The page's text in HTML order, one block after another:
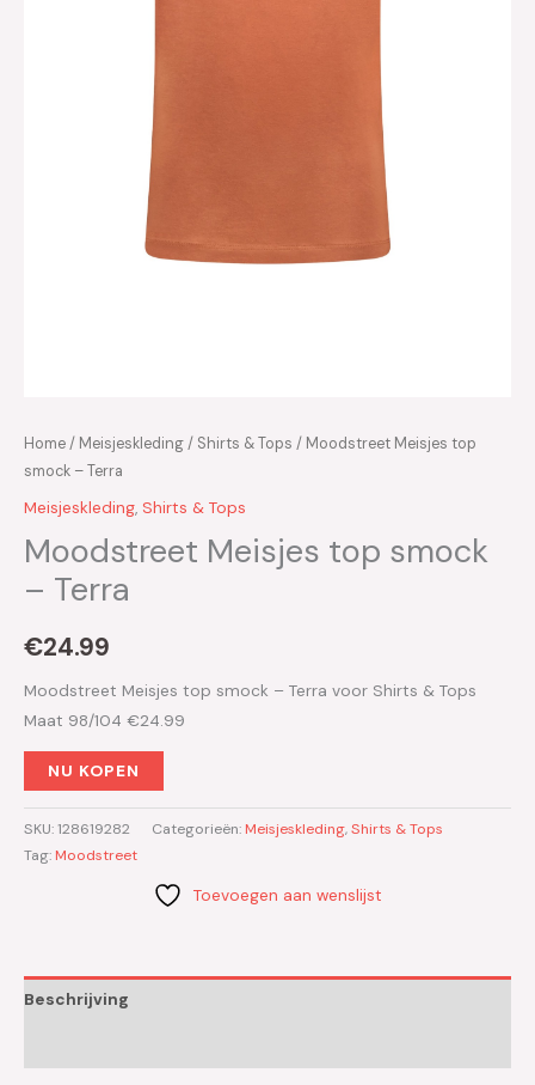
Home/ Meisjeskleding/ Shirts & Tops / Moodstreet Meisjes top
smock – Terra
Meisjeskleding, Shirts & Tops
Moodstreet Meisjes top smock
– Terra
€24.99
Moodstreet Meisjes top smock – Terra voor Shirts & Tops
Maat 98/104 €24.99
NU KOPEN
SKU:128619282 Categorieën: Meisjeskleding,Shirts & Tops
Tag: Moodstreet
Toevoegen aan wenslijst
Beschrijving